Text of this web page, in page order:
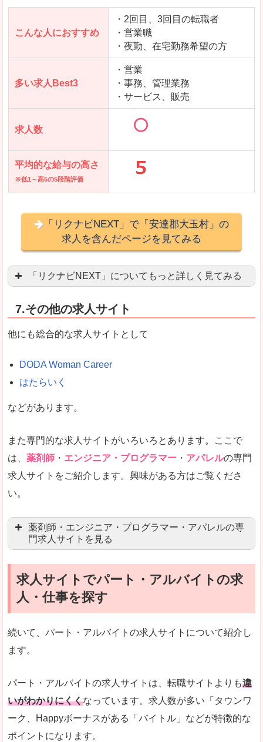
求人を含んだページを見てみる
こんな人におすすめ
・2回目、3回目の転職者
・営業職
・夜勤、在宅勤務希望の方
多い求人Best3
・営業
・事務、管理業務
・サービス、販売
求人数
平均的な給与の高さ
※低1～高5の5段階評価
「リクナビNEXT」で「安達郡大玉村」の
求人を含んだページを見てみる
「リクナビNEXT」についてもっと詳しく見てみる
良いところ
悪いところ
未経験 未経験の求人もあります
営業職を探している方にとっては、有利なサイト
検索人気キーワードの上位が「40代」「50代」
使いやすさ
文字が大きくて見やすいです。
求人を含んだページを見てみる
7.その他の求人サイト
他にも総合的な求人サイトとして
DODA Woman Career
はたらいく
などがあります。
また専門的な求人サイトがいろいろとあります。ここで
は、 薬剤師 ・ エンジニア・プログラマー ・ アパレルの専門
求人サイトをご紹介します。興味がある方はご覧くださ
い。
薬剤師・エンジニア・プログラマー・アパレルの専
門求人サイトを見る
マイナビ薬剤師
リクナビ薬剤師
ファルマスタッフ
薬キャリ(エムスリー)
ファーマキャリア
レバテックキャリア
求人サイトでパート・アルバイトの求
人・仕事を探す
続いて、パート・アルバイトの求人サイトについて紹介し
ます。
パート・アルバイトの求人サイトは、転職サイトよりも違
いがわかりにくくなっています。求人数が多い「タウンワ
ーク、Happyボーナスがある「バイトル」などが特徴的な
ポイントになります。